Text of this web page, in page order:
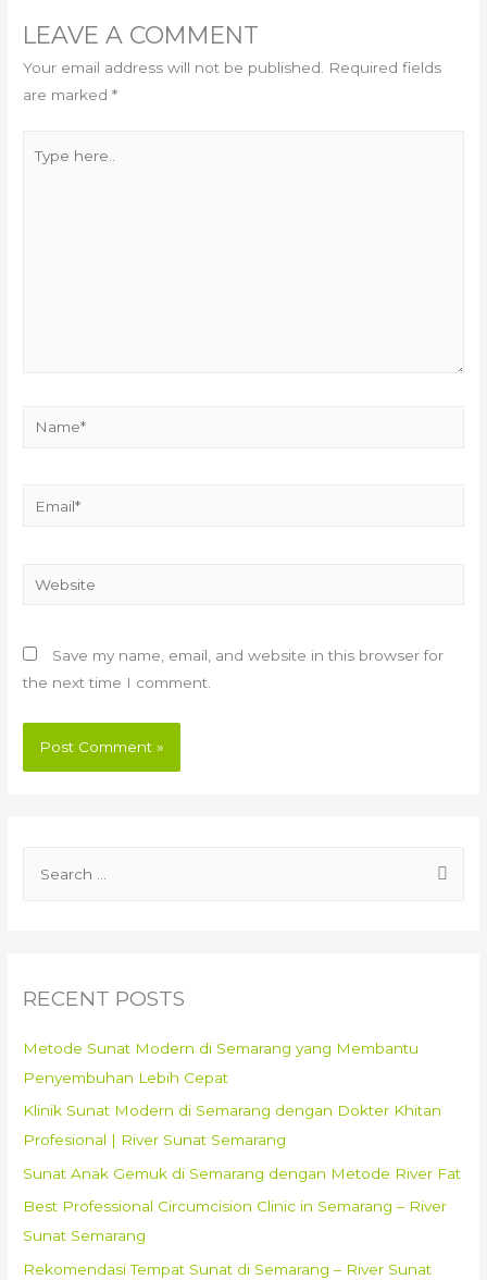
LEAVE A COMMENT
Your email address will not be published.
Required fields
are marked*
here..
Website
Save my name, email, and website in this browser for
the next time I comment.
h
RECENT POSTS
Metode Sunat Modern di Semarang yang Membantu
Penyembuhan Lebih Cepat
Klinik Sunat Modern di Semarang dengan Dokter Khitan
Profesional | River Sunat Semarang
Sunat Anak Gemuk di Semarang dengan Metode River Fat
Best Professional Circumcision Clinic in Semarang – River
Sunat Semarang
Rekomendasi Tempat Sunat di Semarang – River Sunat